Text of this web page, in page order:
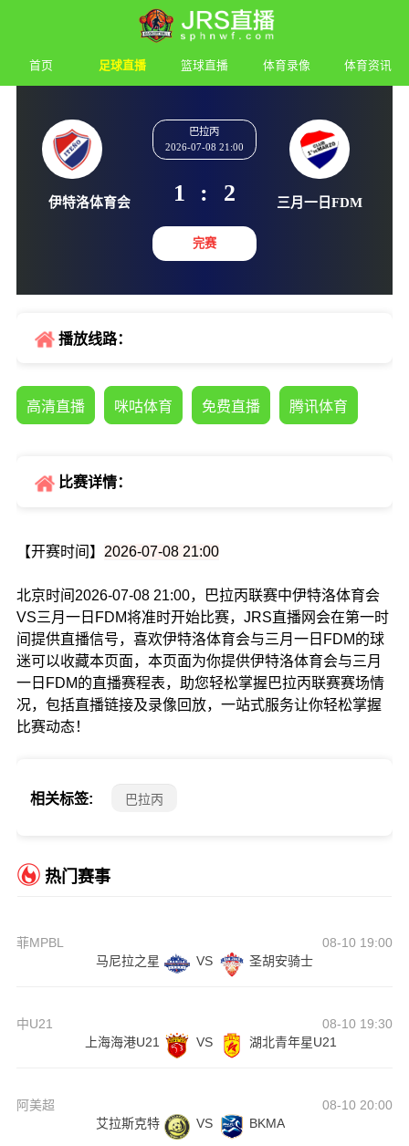
首页 足球直播 篮球直播 体育录像 体育资讯
伊特洛体育会
巴拉丙
1 :
完赛
播放线路：
高清直播 咪咕体育 免费直播 腾讯体育
比赛详情：
【开赛时间】 2026-07-08 21:00
北京时间2026-07-08 21:00，巴拉丙联赛中伊特洛体育会
VS三月一日FDM将准时开始比赛，JRS直播网会在第一时
间提供直播信号，喜欢伊特洛体育会与三月一日FDM的球
迷可以收藏本页面，本页面为你提供伊特洛体育会与三月
一日FDM的直播赛程表，助您轻松掌握巴拉丙联赛赛场情
况，包括直播链接及录像回放，一站式服务让你轻松掌握
比赛动态！
相关标签: 巴拉丙
热门赛事
菲MPBL
08-10 19:00
马尼拉之星
VS 圣胡安骑士
中U21
08-10 19:30
上海海港U21
VS 湖北青年星U21
阿美超
08-10 20:00
艾拉斯克特
VS BKMA